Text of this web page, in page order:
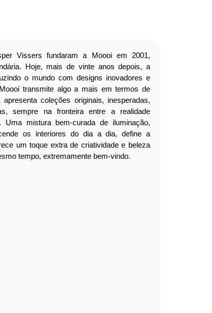
Vissers fundaram a Moooi em 2001,
Hoje, mais de vinte anos depois, a
o mundo com designs inovadores e
transmite algo a mais em termos de
coleções originais, inesperadas,
sempre na fronteira entre a realidade
mistura bem-curada de iluminação,
os interiores do dia a dia, define a
um toque extra de criatividade e beleza
tempo, extremamente bem-vindo.